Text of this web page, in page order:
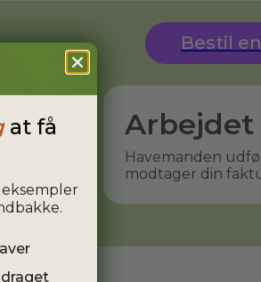
Bestil
Arbejdet
Havemanden
modtager din
at få
eksempler